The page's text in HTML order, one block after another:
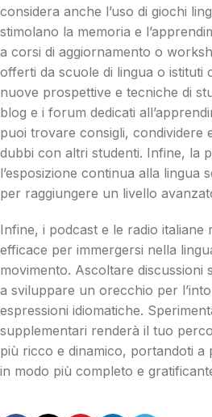
considera anche l’uso di giochi
stimolano la memoria e
a corsi di aggiornamento o
offerti da scuole di lingua o
nuove prospettive e tecniche di
blog e i forum dedicati
puoi trovare consigli, condividere
dubbi con altri studenti. Infine, la
l’esposizione continua alla lingua
per raggiungere un livello
Infine, i podcast e le radio
efficace per immergersi nella
movimento. Ascoltare discussioni
a sviluppare un orecchio per
espressioni idiomatiche.
supplementari renderà il tuo
più ricco e dinamico, portandoti a
in modo più completo e